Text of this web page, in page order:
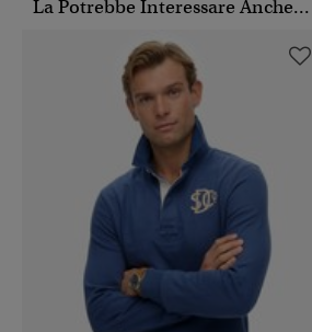
La Potrebbe Interessare Anche...